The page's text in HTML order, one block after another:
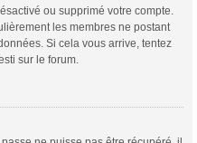
ou supprimé votre compte.
les membres ne postant
Si cela vous arrive, tentez
sur le forum.